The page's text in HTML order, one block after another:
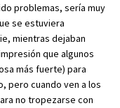
problemas, sería muy
se estuviera
mientras dejaban
que algunos
más fuerte) para
pero cuando ven a los
no tropezarse con